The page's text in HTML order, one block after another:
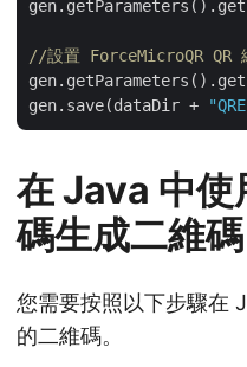
//設置 ForceMicroQR QR
gen.save(dataDir +
在 Java 中使
碼生成二維碼
您需要按照以下步驟在
的二維碼。